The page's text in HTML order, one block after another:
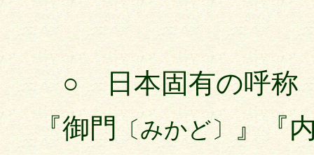
○ 日本固有の呼称
『御門〔みかど〕』『